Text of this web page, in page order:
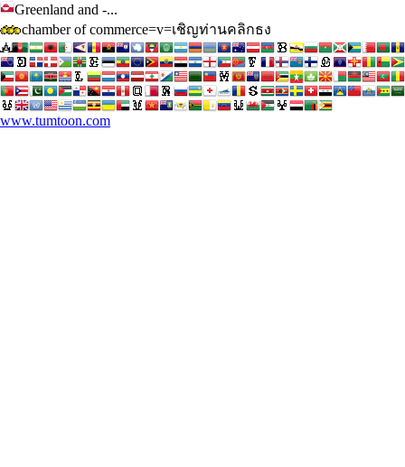
Greenland and -...
chamber of commerce=v=เชิญท่านคลิกธง
www.tumtoon.com